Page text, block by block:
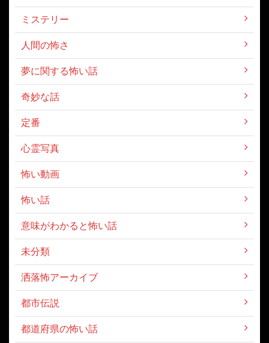
ミステリー
人間の怖さ
夢に関する怖い話
奇妙な話
定番
心霊写真
怖い動画
怖い話
意味がわかると怖い話
未分類
洒落怖アーカイブ
都市伝説
都道府県の怖い話